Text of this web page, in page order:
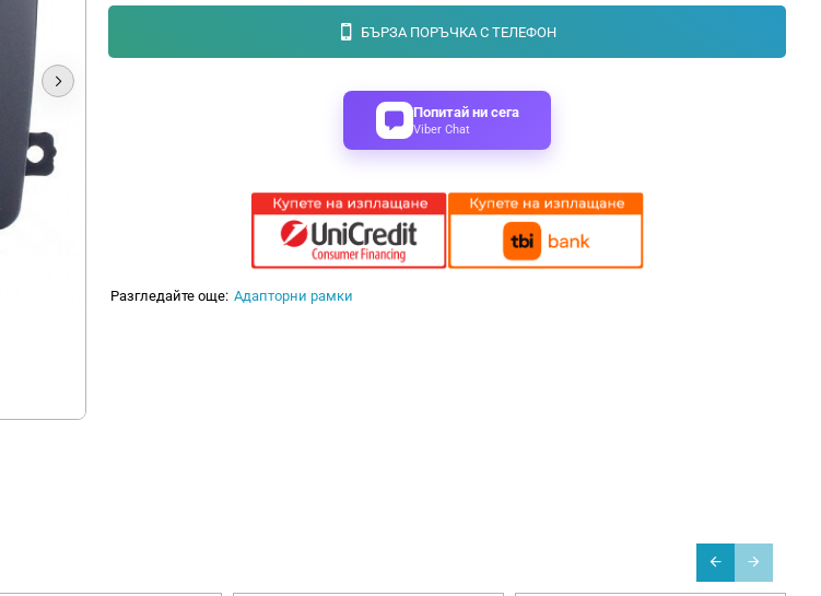
БЪРЗА ПОРЪЧКА С ТЕЛЕФОН
Попитай ни сега
Viber Chat
Разгледайте още: Адапторни рамки